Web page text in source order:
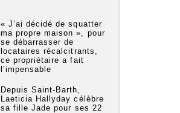
« J’ai décidé de squatter
ma propre maison », pour
se débarrasser de
locataires récalcitrants,
ce propriétaire a fait
l’impensable
Depuis Saint-Barth,
Laeticia Hallyday célèbre
sa fille Jade pour ses 22